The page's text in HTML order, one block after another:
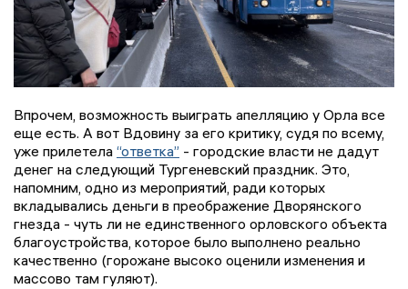
Впрочем, возможность выиграть апелляцию у Орла все
еще есть. А вот Вдовину за его критику, судя по всему,
уже прилетела “ответка” - городские власти не дадут
денег на следующий Тургеневский праздник. Это,
напомним, одно из мероприятий, ради которых
вкладывались деньги в преображение Дворянского
гнезда - чуть ли не единственного орловского объекта
благоустройства, которое было выполнено реально
качественно (горожане высоко оценили изменения и
массово там гуляют).